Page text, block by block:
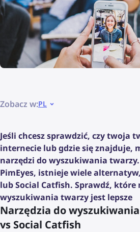
Zobacz w:PL
Jeśli chcesz sprawdzić, czy twoja
internecie lub gdzie się znajduje,
narzędzi do wyszukiwania
PimEyes, istnieje wiele
lub Social Catfish. Sprawdź, które
wyszukiwania twarzy jest lepsze
Narzędzia do
vs Social Catfish